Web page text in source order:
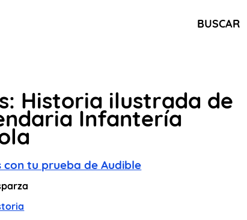
BUSCAR
Historia ilustrada de
Infantería
con tu prueba de Audible